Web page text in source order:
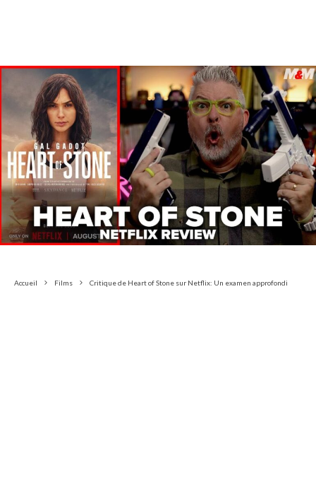
Accueil Films Critique de Heart of Stone sur Netflix: Un examen approfondi